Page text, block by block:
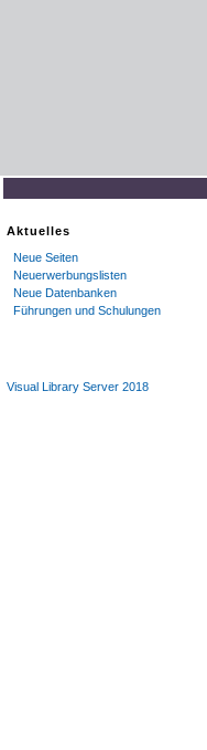
Aktuelles
Neue Seiten
Neuerwerbungslisten
Neue Datenbanken
Führungen und Schulungen
Visual Library Server 2018